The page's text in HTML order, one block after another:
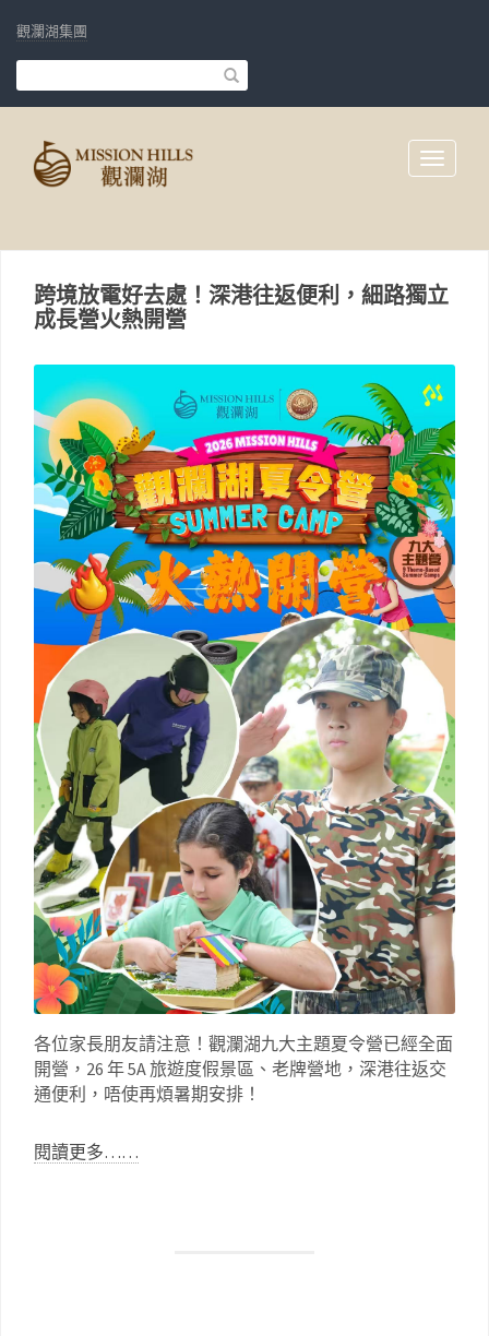
觀瀾湖集團
Toggle
跨境放電好去處！深港往返便利，細路獨立
成長營火熱開營
各位家長朋友請注意！觀瀾湖九大主題夏令營已經全面
開營，26 年 5A 旅遊度假景區、老牌營地，深港往返交
通便利，唔使再煩暑期安排！
閱讀更多……